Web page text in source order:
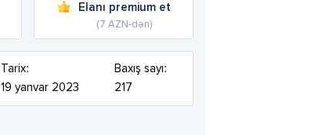
Elanı premium et
(7 AZN-dən)
Tarix:
19 yanvar 2023
Baxış sayı:
217